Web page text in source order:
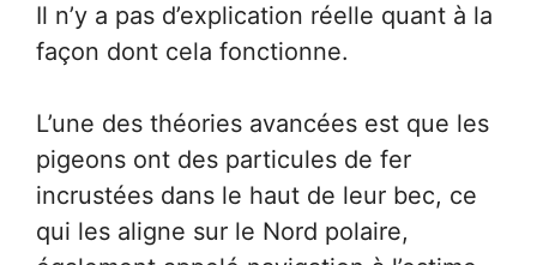
Il n’y a pas d’explication réelle quant à la
façon dont cela fonctionne.
L’une des théories avancées est que les
pigeons ont des particules de fer
incrustées dans le haut de leur bec, ce
qui les aligne sur le Nord polaire,